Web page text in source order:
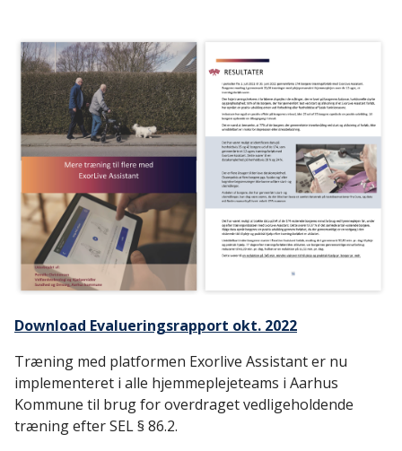
Dansk
Download Evalueringsrapport okt. 2022
Træning med platformen Exorlive Assistant er nu
implementeret i alle hjemmeplejeteams i Aarhus
Kommune til brug for overdraget vedligeholdende
træning efter SEL § 86.2.